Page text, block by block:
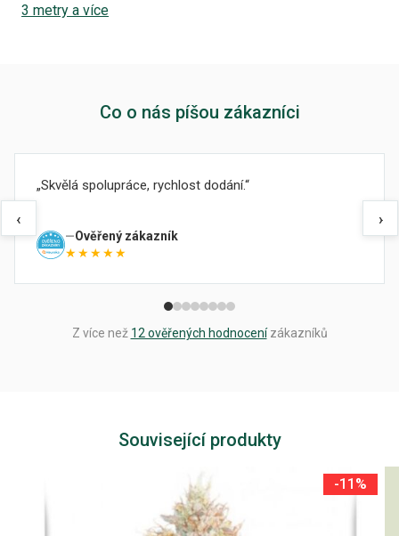
3 metry a více
Co o nás píšou zákazníci
‹
Skvělá spolupráce, rychlost dodání.
Ověřený zákazník
★★★★★
›
Z více než 12 ověřených hodnocenízákazníků
Související produkty
-11%